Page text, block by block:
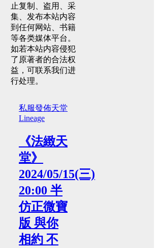
止复制、盗用、采
集、发布本站内容
到任何网站、书籍
等各类媒体平台。
如若本站内容侵犯
了原著者的合法权
益，可联系我们进
行处理。
私服發佈天堂
Lineage
《法緻天
堂》
2024/05/15(三)
20:00 半
仿正微寶
版 與你
相約 不